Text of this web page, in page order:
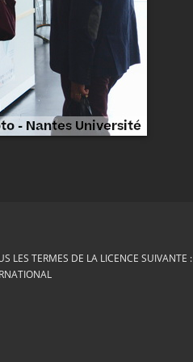
LES TERMES DE LA LICENCE SUIVANTE :